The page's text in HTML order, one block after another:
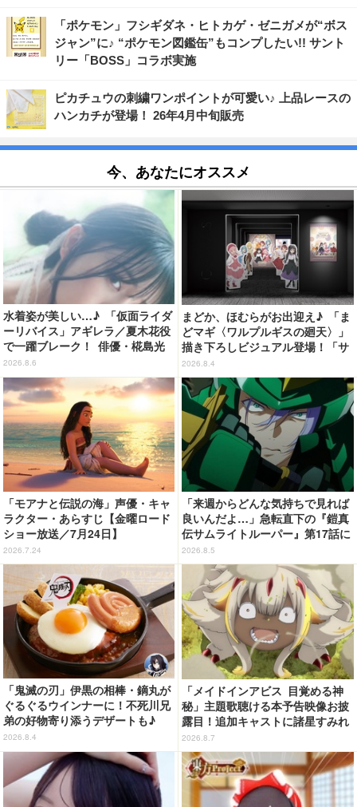
「ポケモン」フシギダネ・ヒトカゲ・ゼニガメが“ボス
ジャン”に♪ “ポケモン図鑑缶”もコンプしたい!! サント
リー「BOSS」コラボ実施
ピカチュウの刺繍ワンポイントが可愛い♪ 上品レースの
ハンカチが登場！ 26年4月中旬販売
今、あなたにオススメ
水着姿が美しい…♪ 「仮面ライダ
ーリバイス」アギレラ／夏木花役
で一躍ブレーク！ 俳優・椛島光
の2nd写真集が予約開始
2026.8.6
まどか、ほむらがお出迎え♪ 「ま
どマギ〈ワルプルギスの廻天〉」
描き下ろしビジュアル登場！「サ
ンシャインシティプリンスホテ
ル」コラボ開催
2026.8.4
「モアナと伝説の海」声優・キャ
ラクター・あらすじ【金曜ロード
ショー放送／7月24日】
2026.7.24
「来週からどんな気持ちで見れば
良いんだよ…」急転直下の『鎧真
伝サムライトルーパー』第17話に
感情の追いつかない視聴者が続
出…【ネタバレあり反応まとめ】
2026.8.5
「鬼滅の刃」伊黒の相棒・鏑丸が
ぐるぐるウインナーに！不死川兄
弟の好物寄り添うデザートも♪
「ジョイフル」コラボ第3弾・第4
弾決定【8月18日～】
2026.8.4
「メイドインアビス 目覚める神
秘」主題歌聴ける本予告映像お披
露目！追加キャストに諸星すみれ
&星野貴紀
2026.8.7